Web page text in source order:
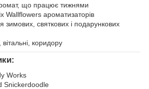
що працює тижнями
Wallflowers ароматизаторів
зимових, святкових і подарункових
вітальні, коридору
Works
Snickerdoodle